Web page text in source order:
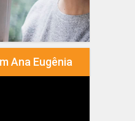
Ana Eugênia